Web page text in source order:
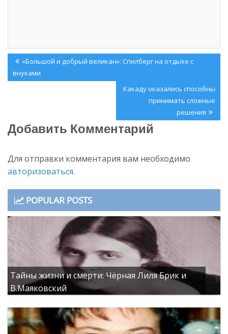
м
о
к
е
)
в
о
м
н
Навигация
по
Previous
Post:
«Большой и добрый великан»: Спилберг на отдыхе с
внуками
Next
Какаду оказались способны
принимать сложные
решения
Добавить Комментарий
Для отправки комментария вам необходимо
авторизоваться.
POPULAR POSTS
Тайны жизни и смерти: Чёрная Лиля Брик и
В.Маяковский